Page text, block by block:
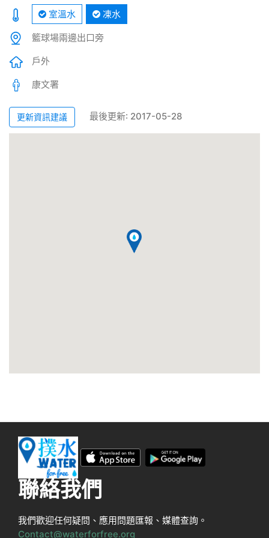
室溫水 凍水
籃球場兩邊出口旁
戶外
康文署
更新資訊建議 最後更新: 2017-05-28
聯絡我們
我們歡迎任何疑問、應用問題匯報、媒體查詢。
Contact@waterforfree.org